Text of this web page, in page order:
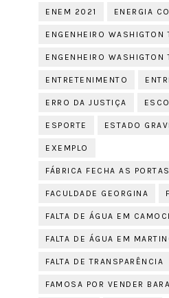
ENEM 2021 ENERGIA
ENGENHEIRO WASHIGTON
ENGENHEIRO WASHIGTON
ENTRETENIMENTO
ERRO DA JUSTIÇA
ESPORTE ESTADO
EXEMPLO
FÁBRICA FECHA AS
FACULDADE GEORGINA
FALTA DE ÁGUA EM
FALTA DE ÁGUA EM
FALTA DE TRANSPARÊNCIA
FAMOSA POR VENDER